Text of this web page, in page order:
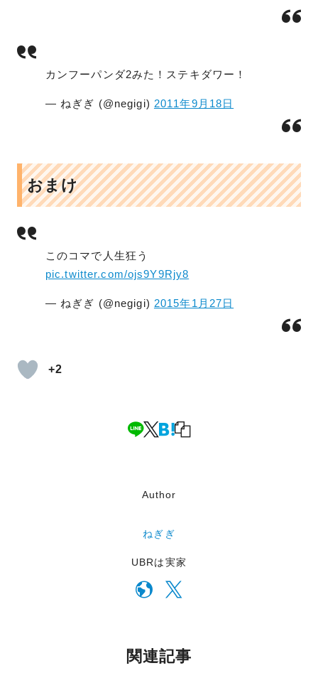
カンフーパンダ2みた！ステキダワー！
— ねぎぎ (@negigi) 2011年9月18日
おまけ
このコマで人生狂う
pic.twitter.com/ojs9Y9Rjy8
— ねぎぎ (@negigi) 2015年1月27日
+2
Author
ねぎぎ
UBRは実家
関連記事